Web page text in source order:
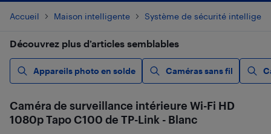
Accueil Maison intelligente Système de sécurité
Découvrez plus d’articles semblables
Appareils photo en solde Caméras sans fil
Caméra de surveillance intérieure Wi-Fi HD
1080p Tapo C100 de TP-Link - Blanc